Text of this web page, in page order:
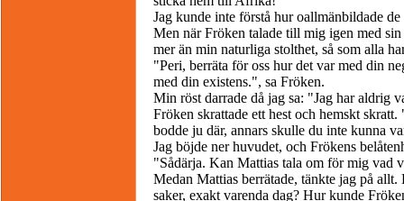
Jag kunde inte förstå hur oallmänbildade
Men när Fröken talade till mig igen med
mer än min naturliga stolthet, så som alla
"Peri, berräta för oss hur det var med din
med din existens.", sa Fröken.
Min röst darrade då jag sa: "Jag har aldrig
Fröken skrattade ett hest och hemskt
bodde ju där, annars skulle du inte kunna
Jag böjde ner huvudet, och Frökens
"Sådärja. Kan Mattias tala om för mig vad
Medan Mattias berrätade, tänkte jag på
saker, exakt varenda dag? Hur kunde